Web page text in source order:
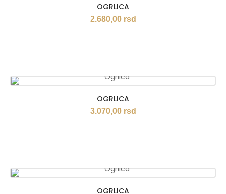
OGRLICA
2.680,00 rsd
OGRLICA
3.070,00 rsd
OGRLICA